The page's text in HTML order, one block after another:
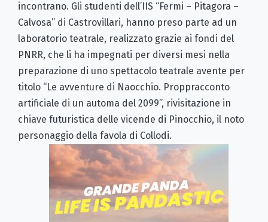
incontrano. Gli studenti dell’IIS “Fermi – Pitagora –
Calvosa” di Castrovillari, hanno preso parte ad un
laboratorio teatrale, realizzato grazie ai fondi del
PNRR, che li ha impegnati per diversi mesi nella
preparazione di uno spettacolo teatrale avente per
titolo “Le avventure di Naocchio. Proppracconto
artificiale di un automa del 2099”, rivisitazione in
chiave futuristica delle vicende di Pinocchio, il noto
personaggio della favola di Collodi.